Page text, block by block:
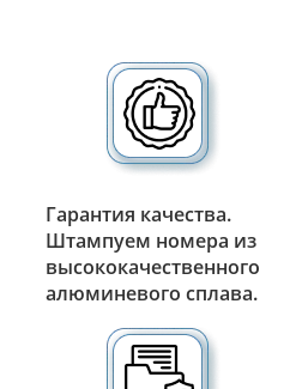
Гарантия качества.
Штампуем номера из
высококачественного
алюминевого сплава.